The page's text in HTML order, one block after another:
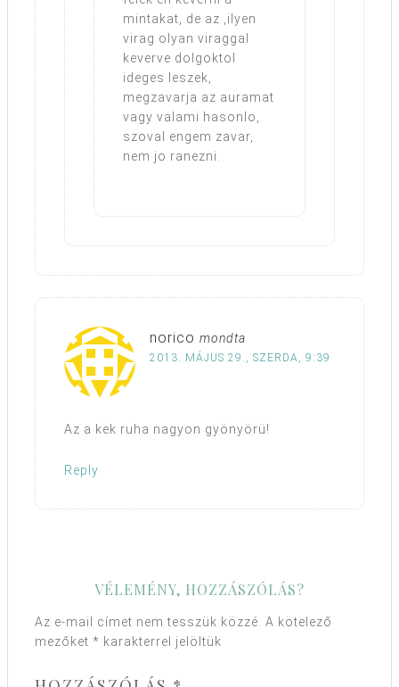
mintakat, de az ,ilyen
virag olyan viraggal
keverve dolgoktol
ideges leszek,
megzavarja az auramat
vagy valami hasonlo,
szoval engem zavar,
nem jo ranezni.
norico mondta
2013. MÁJUS 29., SZERDA, 9:39
Az a kek ruha nagyon gyönyörü!
Reply
VÉLEMÉNY, HOZZÁSZÓLÁS?
Az e-mail címet nem tesszük közzé. A kötelező
mezőket * karakterrel jelöltük